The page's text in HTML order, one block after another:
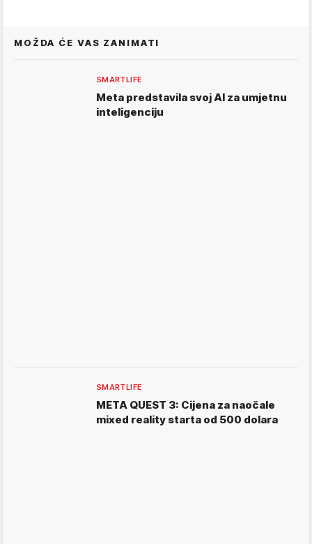
MOŽDA ĆE VAS ZANIMATI
SMARTLIFE
Meta predstavila svoj AI za umjetnu
inteligenciju
SMARTLIFE
META QUEST 3: Cijena za naočale
mixed reality starta od 500 dolara